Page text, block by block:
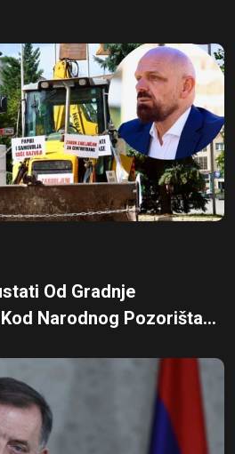
Od Gradnje
Narodnog Pozorišta...